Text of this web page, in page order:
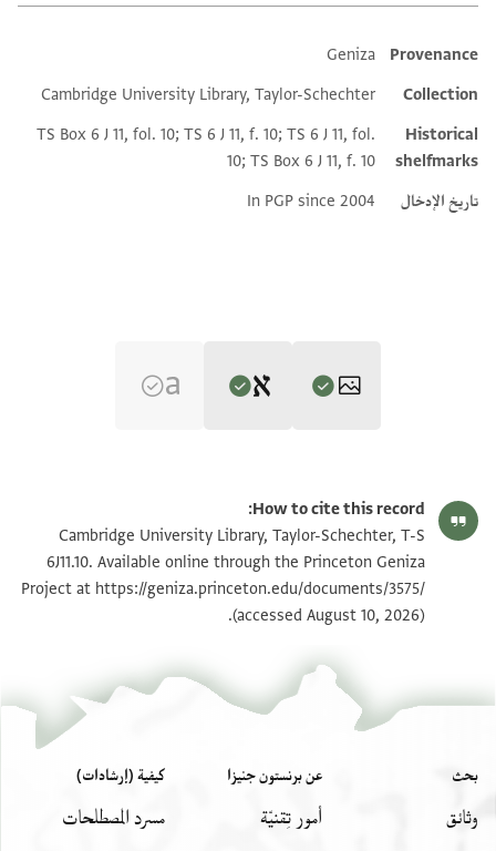
Additional metadata
Provenance
Geniza
Collection
Cambridge University Library, Taylor-Schechter
Historical
shelfmarks
TS Box 6 J 11, fol. 10; TS 6 J 11, f. 10; TS 6 J 11, fol.
10; TS Box 6 J 11, f. 10
تاريخ الإدخال
In PGP since 2004
S. D. Goitein's unpublished edition (1950–85).
. . . . אמת
הנה אל ישועת[י
החכם הנכבד השר המכובד ר . מרנו
אברהם עטרת השרים ה(ו)ד החשובים
כלף אלכ אלשיך עבד אלכרים אלי ענדך
באלחצור אל בית דין באלורקה אלא[ו]לאניה
T-S 6J11.10 1v
بيان أذونات الصورة
How to cite this record:
Cambridge University Library, Taylor-Schechter, T-S
6J11.10. Available online through the Princeton Geniza
Project athttps://geniza.princeton.edu/documents/3575/
(accessed August 10, 2026).
بحث
وثائق
عن برنستون جنيزا
أمور تِقنيّة
كيفية (إرشادات)
مسرد المصطلحات